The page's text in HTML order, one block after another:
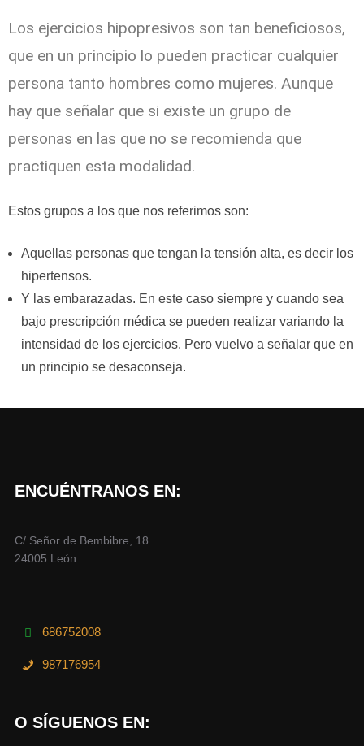
Los ejercicios hipopresivos son tan beneficiosos,
que en un principio lo pueden practicar cualquier
persona tanto hombres como mujeres. Aunque
hay que señalar que si existe un grupo de
personas en las que no se recomienda que
practiquen esta modalidad.
Estos grupos a los que nos referimos son:
Aquellas personas que tengan la tensión alta, es decir los
hipertensos.
Y las embarazadas. En este caso siempre y cuando sea
bajo prescripción médica se pueden realizar variando la
intensidad de los ejercicios. Pero vuelvo a señalar que en
un principio se desaconseja.
ENCUÉNTRANOS EN:
C/ Señor de Bembibre, 18
24005 León
686752008
987176954
O SÍGUENOS EN: